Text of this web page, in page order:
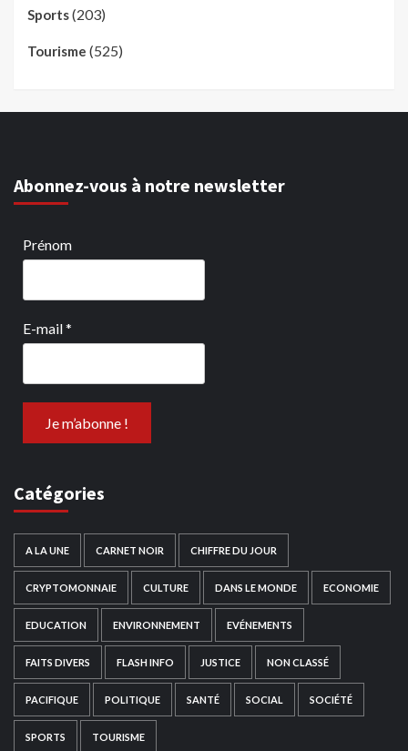
Sports(203)
Tourisme (525)
Abonnez-vous à notre newsletter
Prénom
E-mail*
Catégories
A LA UNE CARNET NOIR CHIFFRE DU JOUR
CRYPTOMONNAIE CULTURE DANS LE MONDE ECONOMIE
EDUCATION ENVIRONNEMENT EVÉNEMENTS
FAITS DIVERS FLASH INFO JUSTICE NON CLASSÉ
PACIFIQUE POLITIQUE SANTÉ SOCIAL SOCIÉTÉ
SPORTS TOURISME